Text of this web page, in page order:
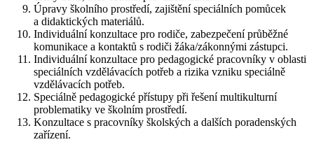
Úpravy školního prostředí, zajištění speciálních pomůcek
a didaktických materiálů.
Individuální konzultace pro rodiče, zabezpečení průběžné
komunikace a kontaktů s rodiči žáka/zákonnými zástupci.
Individuální konzultace pro pedagogické pracovníky v oblasti
speciálních vzdělávacích potřeb a rizika vzniku speciálně
vzdělávacích potřeb.
Speciálně pedagogické přístupy při řešení multikulturní
problematiky ve školním prostředí.
Konzultace s pracovníky školských a dalších poradenských
zařízení.